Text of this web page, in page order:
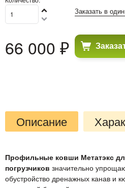
66 000 ₽
Заказать в
Описание
Профильные ковши Метатэкс
погрузчиков значительно
обустройство дренажных канав и